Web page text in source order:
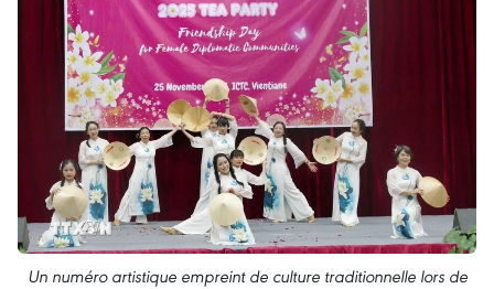
Un numéro artistique empreint de culture traditionnelle lors de